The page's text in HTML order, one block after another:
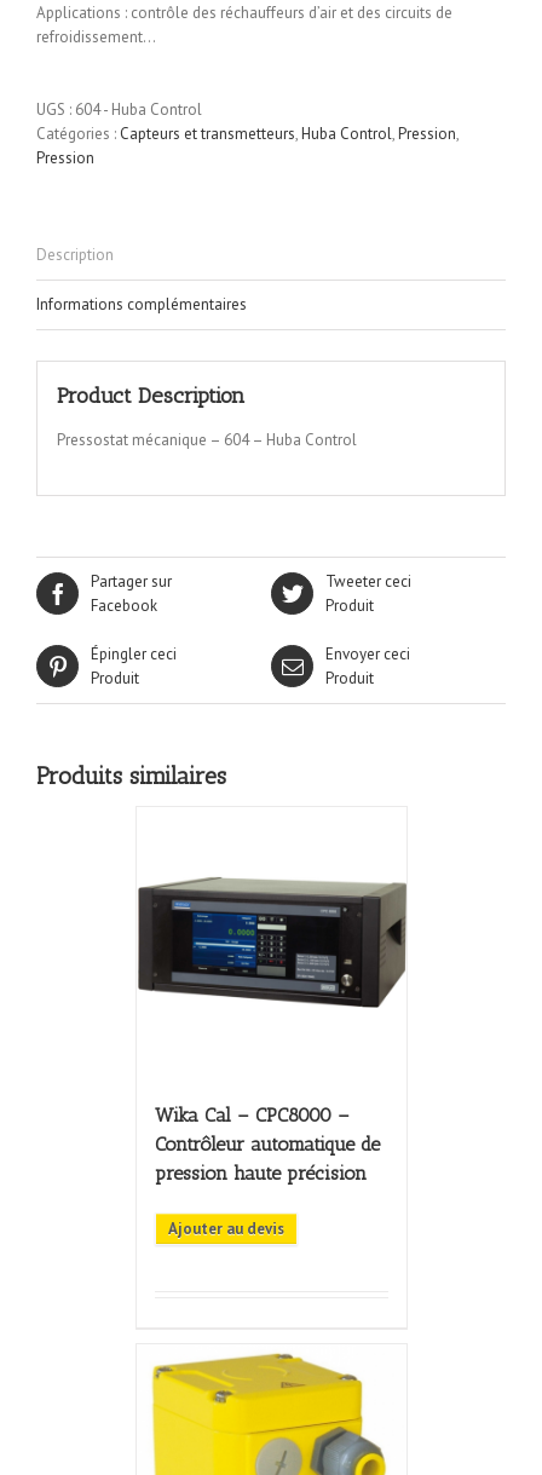
Applications : contrôle des réchauffeurs d’air et des circuits de
refroidissement…
UGS : 604 - Huba Control
Catégories : Capteurs et transmetteurs,Huba Control,Pression,
Pression
Description
Informations complémentaires
Product Description
Pressostat mécanique – 604 – Huba Control
Partager sur
Facebook
Tweeter ceci
Produit
Épingler ceci
Produit
Envoyer ceci
Produit
Produits similaires
Wika Cal – CPC8000 –
Contrôleur automatique de
pression haute précision
Ajouter au devis